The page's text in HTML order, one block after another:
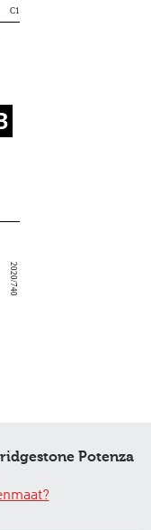
C1
2020/740
Potenza